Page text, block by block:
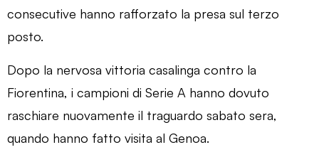
consecutive hanno rafforzato la presa sul terzo
posto.
Dopo la nervosa vittoria casalinga contro la
Fiorentina, i campioni di Serie A hanno dovuto
raschiare nuovamente il traguardo sabato sera,
quando hanno fatto visita al Genoa.